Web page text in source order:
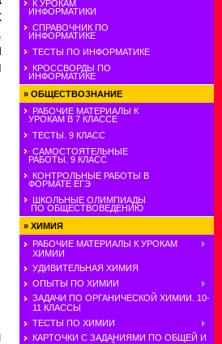
К УРОКАМ
ИНФОРМАТИКИ
СПРАВОЧНИК ПО
ИНФОРМАТИКЕ
ТЕСТЫ ПО ИНФОРМАТИКЕ
КРОССВОРДЫ ПО
ИНФОРМАТИКЕ
» ОБЩЕСТВОЗНАНИЕ
РАБОЧИЕ МАТЕРИАЛЫ К
УРОКАМ В 7 КЛАССЕ
ТЕСТЫ. 9 КЛАСС
САМОСТОЯТЕЛЬНЫЕ
РАБОТЫ. 9 КЛАСС
КОНТРОЛЬНЫЕ РАБОТЫ В
ФОРМАТЕ ЕГЭ
ШКОЛЬНЫЕ ОЛИМПИАДЫ
ПО ОБЩЕСТВОВЕДЕНИЮ
» ХИМИЯ
РАБОЧИЕ МАТЕРИАЛЫ К УРОКАМ
ХИМИИ
УДИВИТЕЛЬНАЯ ХИМИЯ
ОПЫТЫ ПО ХИМИИ
ЗАДАЧИ ПО ОРГАНИЧЕСКОЙ ХИМИИ. 10-
11 КЛАССЫ
ТЕСТЫ ПО ХИМИИ
КАРТОЧКИ С ЗАДАНИЯМИ ПО ОБЩЕЙ И